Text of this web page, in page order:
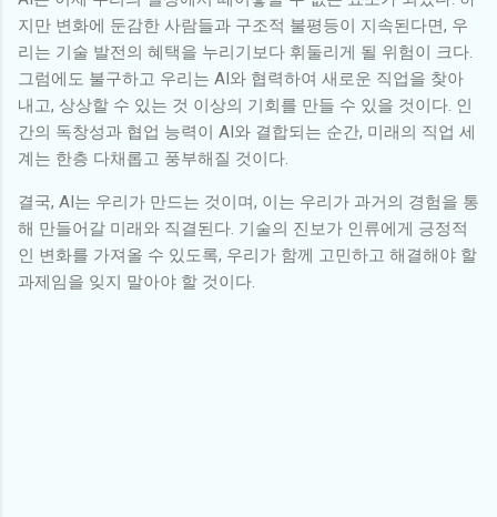
지만 변화에 둔감한 사람들과 구조적 불평등이 지속된다면, 우
리는 기술 발전의 혜택을 누리기보다 휘둘리게 될 위험이 크다.
그럼에도 불구하고 우리는 AI와 협력하여 새로운 직업을 찾아
내고, 상상할 수 있는 것 이상의 기회를 만들 수 있을 것이다. 인
간의 독창성과 협업 능력이 AI와 결합되는 순간, 미래의 직업 세
계는 한층 다채롭고 풍부해질 것이다.
결국, AI는 우리가 만드는 것이며, 이는 우리가 과거의 경험을 통
해 만들어갈 미래와 직결된다. 기술의 진보가 인류에게 긍정적
인 변화를 가져올 수 있도록, 우리가 함께 고민하고 해결해야 할
과제임을 잊지 말아야 할 것이다.